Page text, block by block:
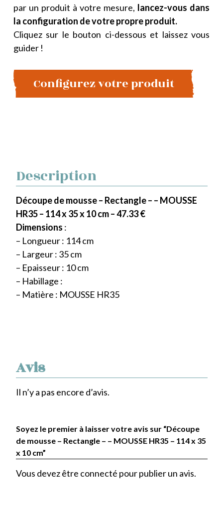
par un produit à votre mesure, lancez-vous dans
la configuration de votre propre produit.
Cliquez sur le bouton ci-dessous et laissez vous
guider !
Configurez votre produit
Avis
Il n’y a pas encore d’avis.
Soyez le premier à laisser votre avis sur “Découpe
de mousse – Rectangle – – MOUSSE HR35 – 114 x 35
x 10 cm”
Vous devez être connecté pour publier un avis.
Description
Découpe de mousse – Rectangle – – MOUSSE
HR35 – 114 x 35 x 10 cm – 47.33 €
Dimensions :
– Longueur : 114 cm
– Largeur : 35 cm
– Epaisseur : 10 cm
– Habillage :
– Matière : MOUSSE HR35